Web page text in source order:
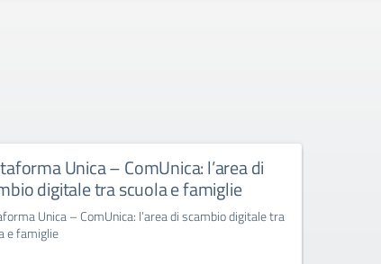
Unica – ComUnica: l’area di
digitale tra scuola e famiglie
Unica – ComUnica: l’area di scambio digitale tra
e famiglie